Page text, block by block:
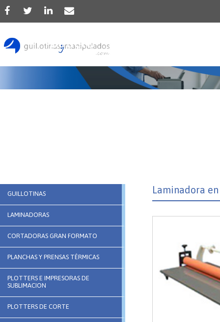
Producto
GUILLOTINAS
LAMINADORAS
CORTADORAS GRAN FORMATO
PLANCHAS Y PRENSAS TÉRMICAS
PLOTTERS E IMPRESORAS DE
SUBLIMACION
PLOTTERS DE CORTE
Laminadora